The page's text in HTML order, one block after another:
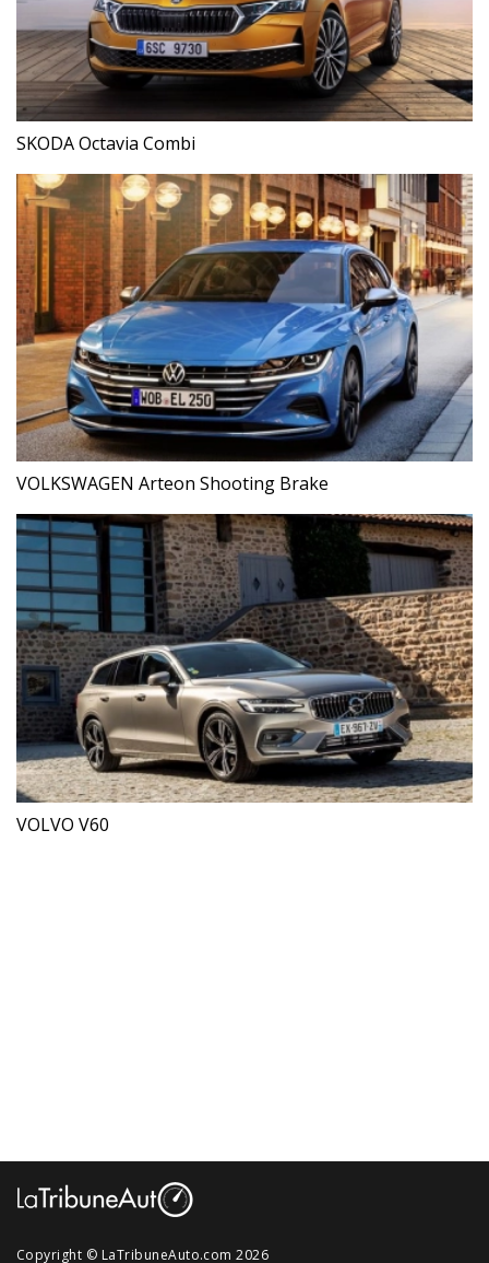
SKODA Octavia Combi
VOLKSWAGEN Arteon Shooting Brake
VOLVO V60
Copyright © LaTribuneAuto.com 2026